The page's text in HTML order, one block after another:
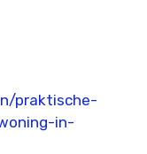
praktische-
in-